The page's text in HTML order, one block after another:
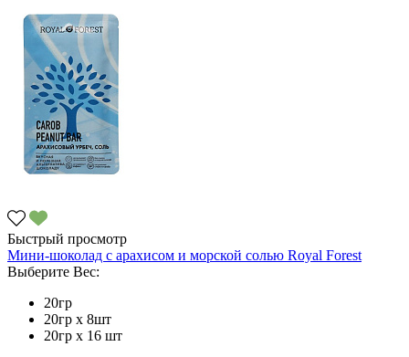
Быстрый просмотр
Мини-шоколад с арахисом и морской солью Royal Forest
Выберите Вес:
20гр
20гр x 8шт
20гр х 16 шт